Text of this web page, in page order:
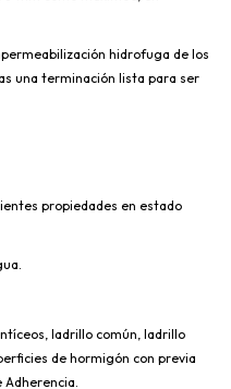
hidrofuga de los
una terminación lista para ser
propiedades en estado
ladrillo común, ladrillo
de hormigón con previa